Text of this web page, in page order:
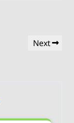
Next
Next